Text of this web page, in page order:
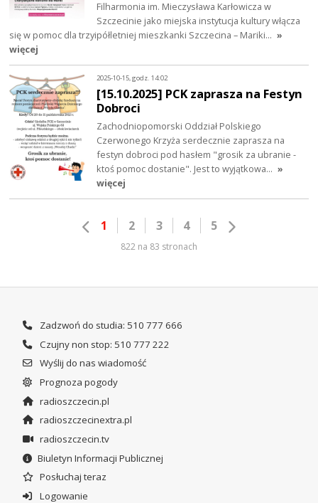
Filharmonia im. Mieczysława Karłowicza w
Szczecinie jako miejska instytucja kultury włącza
się w pomoc dla trzyipółletniej mieszkanki Szczecina – Mariki… »
więcej
2025-10-15, godz. 14:02
[15.10.2025] PCK zaprasza na Festyn
Dobroci
Zachodniopomorski Oddział Polskiego
Czerwonego Krzyża serdecznie zaprasza na
festyn dobroci pod hasłem "grosik za ubranie -
ktoś pomoc dostanie". Jest to wyjątkowa… »
więcej
1 2 3 4 5
822 na 83 stronach
Zadzwoń do studia: 510 777 666
Czujny non stop: 510 777 222
Wyślij do nas wiadomość
Prognoza pogody
radioszczecin.pl
radioszczecinextra.pl
radioszczecin.tv
Biuletyn Informacji Publicznej
Posłuchaj teraz
Logowanie